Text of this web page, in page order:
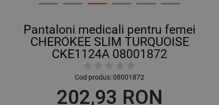
Pantaloni medicali pentru femei
CHEROKEE SLIM TURQUOISE
CKE1124A 08001872
Cod produs:08001872
202,93 RON